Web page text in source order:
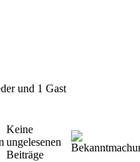
und 1 Gast
Keine
ungelesenen
Beiträge